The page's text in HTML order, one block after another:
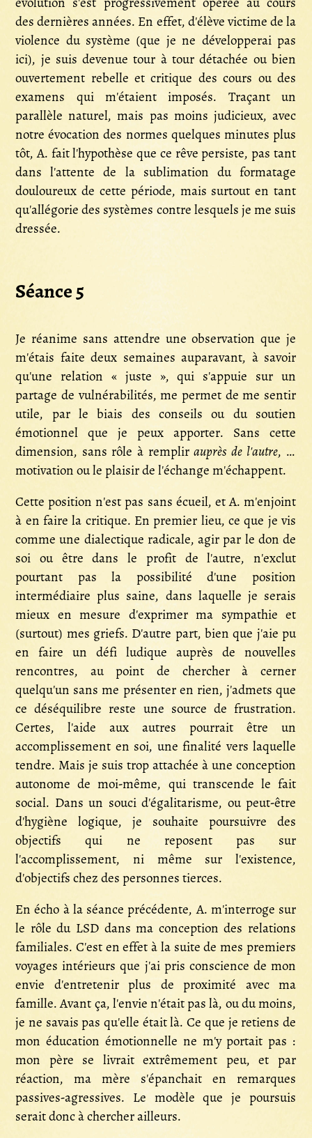
des dernières années. En effet, d'élève victime de la
violence du système (que je ne développerai pas
ici), je suis devenue tour à tour détachée ou bien
ouvertement rebelle et critique des cours ou des
examens qui m'étaient imposés. Traçant un
parallèle naturel, mais pas moins judicieux, avec
notre évocation des normes quelques minutes plus
tôt, A. fait l'hypothèse que ce rêve persiste, pas tant
dans l'attente de la sublimation du formatage
douloureux de cette période, mais surtout en tant
qu'allégorie des systèmes contre lesquels je me suis
dressée.
Séance 5
Je réanime sans attendre une observation que je
m'étais faite deux semaines auparavant, à savoir
qu'une relation « juste », qui s'appuie sur un
partage de vulnérabilités, me permet de me sentir
utile, par le biais des conseils ou du soutien
émotionnel que je peux apporter. Sans cette
dimension, sans rôle à remplirauprès de l'autre, la
motivation ou le plaisir de l'échange m'échappent.
Cette position n'est pas sans écueil, et A. m'enjoint
à en faire la critique. En premier lieu, ce que je vis
comme une dialectique radicale, agir par le don de
soi ou être dans le profit de l'autre, n'exclut
pourtant pas la possibilité d'une position
intermédiaire plus saine, dans laquelle je serais
mieux en mesure d'exprimer ma sympathie et
(surtout) mes griefs. D'autre part, bien que j'aie pu
en faire un défi ludique auprès de nouvelles
rencontres, au point de chercher à cerner
quelqu'un sans me présenter en rien, j'admets que
ce déséquilibre reste une source de frustration.
Certes, l'aide aux autres pourrait être un
accomplissement en soi, une finalité vers laquelle
tendre. Mais je suis trop attachée à une conception
autonome de moi-même, qui transcende le fait
social. Dans un souci d'égalitarisme, ou peut-être
d'hygiène logique, je souhaite poursuivre des
objectifs qui ne reposent pas sur
l'accomplissement, ni même sur l'existence,
d'objectifs chez des personnes tierces.
En écho à la séance précédente, A. m'interroge sur
le rôle du LSD dans ma conception des relations
familiales. C'est en effet à la suite de mes premiers
voyages intérieurs que j'ai pris conscience de mon
envie d'entretenir plus de proximité avec ma
famille. Avant ça, l'envie n'était pas là, ou du moins,
je ne savais pas qu'elle était là. Ce que je retiens de
mon éducation émotionnelle ne m'y portait pas :
mon père se livrait extrêmement peu, et par
réaction, ma mère s'épanchait en remarques
passives-agressives. Le modèle que je poursuis
serait donc à chercher ailleurs.